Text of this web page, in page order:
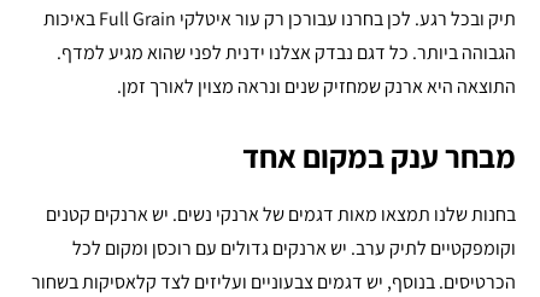
תיק ובכל רגע. לכן בחרנו עבורכן רק עור איטלקי Full Grain באיכות
הגבוהה ביותר. כל דגם נבדק אצלנו ידנית לפני שהוא מגיע למדף.
התוצאה היא ארנק שמחזיק שנים ונראה מצוין לאורך זמן.
מבחר ענק במקום אחד
בחנות שלנו תמצאו מאות דגמים של ארנקי נשים. יש ארנקים קטנים
וקומפקטיים לתיק ערב. יש ארנקים גדולים עם רוכסן ומקום לכל
הכרטיסים. בנוסף, יש דגמים צבעוניים ועליזים לצד קלאסיקות בשחור